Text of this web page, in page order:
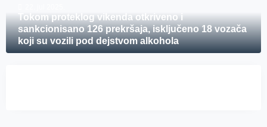
Tokom proteklog vikenda otkriveno i
sankcionisano 126 prekršaja, isključeno 18 vozača
koji su vozili pod dejstvom alkohola